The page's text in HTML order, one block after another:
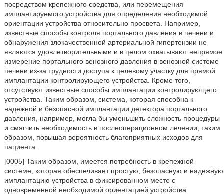
посредством крепежного средства, или перемещения
имплантируемого устройства для определения необходимой
ориентации устройства относительно просвета. Например,
известные способы контроля портального давления в печени и
обнаружения злокачественной артериальной гипертензии не
являются удовлетворительными и в целом охватывают непрямое
измерение портального венозного давления в венозной системе
печени из-за трудности доступа к целевому участку для прямой
имплантации контролирующего устройства. Кроме того,
отсутствуют известные способы имплантации контролирующего
устройства. Таким образом, система, которая способна к
надежной и безопасной имплантации детектора портального
давления, например, могла бы уменьшить сложность процедуры
и смягчить необходимость в послеоперационном лечении, таким
образом, повышая вероятность благоприятных исходов для
пациента.
[0005] Таким образом, имеется потребность в крепежной
системе, которая обеспечивает простую, безопасную и надежную
имплантацию устройства в фиксированном месте с
одновременной необходимой ориентацией устройства.